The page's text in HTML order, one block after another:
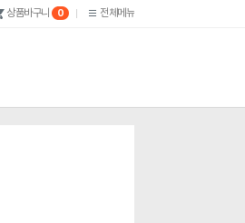
상품바구니 0 전체메뉴